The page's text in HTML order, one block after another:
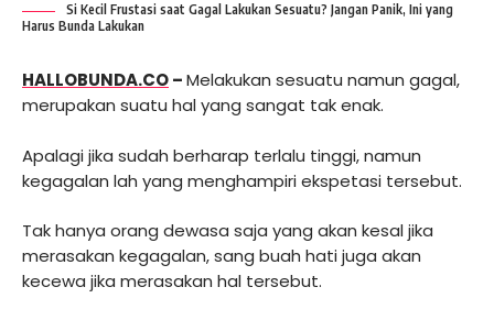
Si Kecil Frustasi saat Gagal Lakukan Sesuatu? Jangan Panik, Ini yang
Harus Bunda Lakukan
HALLOBUNDA.CO–Melakukan sesuatu namun gagal,
merupakan suatu hal yang sangat tak enak.
Apalagi jika sudah berharap terlalu tinggi, namun
kegagalan lah yang menghampiri ekspetasi tersebut.
Tak hanya orang dewasa saja yang akan kesal jika
merasakan kegagalan, sang buah hati juga akan
kecewa jika merasakan hal tersebut.